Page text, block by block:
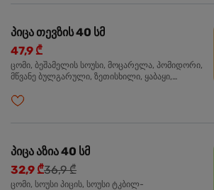
პიცა თევზის 40 სმ
47,9 ₾
ცომი, ბეშამელის სოუსი, მოცარელა, პომიდორი,
მწვანე ბულგარული, ზეთისხილი, ყაბაყი,
ორეგანო
პიცა აზია 40 სმ
32,9 ₾36,9 ₾
ცომი, სოუსი პიცის, სოუსი ტკბილ-